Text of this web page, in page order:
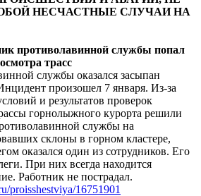
НЕСЧАСТНЫЕ СЛУЧАИ НА
противолавинной службы попал
трасс
службы оказался засыпан
произошел 7 января. Из-за
и результатов проверок
горнолыжного курорта решили
службы на
склоны в горном кластере,
оказался один из сотрудников. Его
При них всегда находится
Работник не пострадал.
proisshestviya/16751901